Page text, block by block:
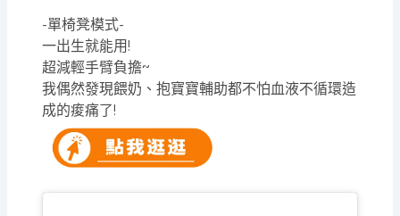
-單椅凳模式-
一出生就能用!
超減輕手臂負擔~
我偶然發現餵奶、抱寶寶輔助都不怕血液不循環造
成的痠痛了!